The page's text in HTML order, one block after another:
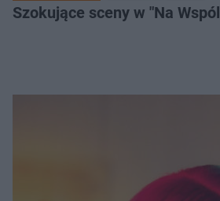
Szokujące sceny w "Na